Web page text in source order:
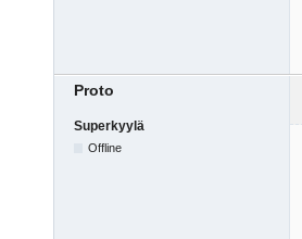
Proto
Superkyylä
Offline